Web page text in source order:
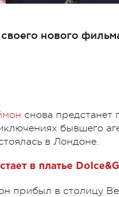
нового
снова предстанет
бывшего
в Лондоне.
в платье
прибыл в столицу